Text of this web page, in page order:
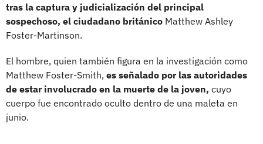
tras la captura y judicialización del principal
sospechoso, el ciudadano británico Matthew Ashley
Foster-Martinson.
El hombre, quien también figura en la investigación como
Matthew Foster-Smith, es señalado por las autoridades
de estar involucrado en la muerte de la joven, cuyo
cuerpo fue encontrado oculto dentro de una maleta en
junio.